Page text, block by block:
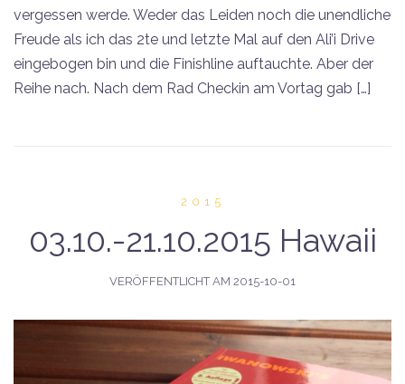
vergessen werde. Weder das Leiden noch die unendliche
Freude als ich das 2te und letzte Mal auf den Ali’i Drive
eingebogen bin und die Finishline auftauchte. Aber der
Reihe nach. Nach dem Rad Checkin am Vortag gab […]
2015
03.10.-21.10.2015 Hawaii
VERÖFFENTLICHT AM 2015-10-01